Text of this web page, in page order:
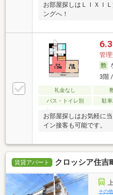
お部屋探しはＬＩＸＩ
ングへ！
管理
3階
礼金なし
バス・トイレ別
駐
お部屋探しはお気軽に
イン接客も可能です。
賃貸アパート クロッシア住吉
その